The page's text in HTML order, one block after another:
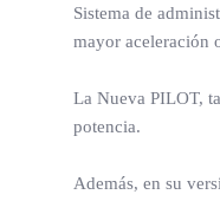
Sistema de
mayor aceleración
La Nueva PILOT,
potencia.
Además, en su